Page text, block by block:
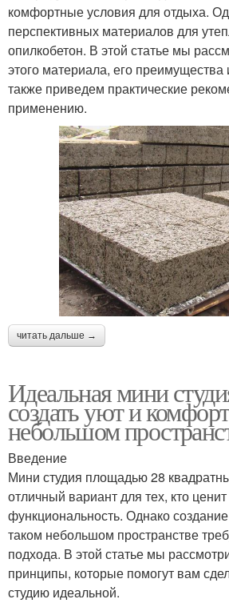
комфортные условия для отдыха.
перспективных материалов для
опилкобетон. В этой статье мы
этого материала, его преимущества
также приведем практические
применению.
читать дальше →
Идеальная мини
создать уют и
небольшом
Введение
Мини студия площадью 28
отличный вариант для тех, кто
функциональность. Однако
таком небольшом пространстве
подхода. В этой статье мы
принципы, которые помогут вам
студию идеальной.